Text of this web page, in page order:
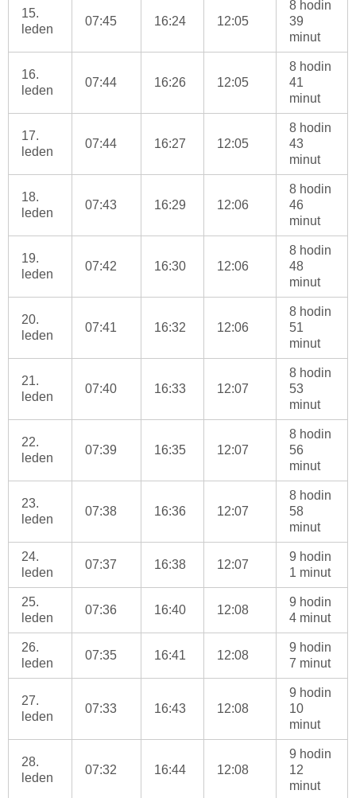
15.
leden
07:45 16:24 12:05
8 hodin
39
minut
16.
leden
07:44 16:26 12:05
8 hodin
41
minut
17.
leden
07:44 16:27 12:05
8 hodin
43
minut
18.
leden
07:43 16:29 12:06
8 hodin
46
minut
19.
leden
07:42 16:30 12:06
8 hodin
48
minut
20.
leden
07:41 16:32 12:06
8 hodin
51
minut
21.
leden
07:40 16:33 12:07
8 hodin
53
minut
22.
leden
07:39 16:35 12:07
8 hodin
56
minut
23.
leden
07:38 16:36 12:07
8 hodin
58
minut
24.
leden
07:37 16:38 12:07
9 hodin
1 minut
25.
leden
07:36 16:40 12:08
9 hodin
4 minut
26.
leden
07:35 16:41 12:08
9 hodin
7 minut
27.
leden
07:33 16:43 12:08
9 hodin
10
minut
28.
leden
07:32 16:44 12:08
9 hodin
12
minut